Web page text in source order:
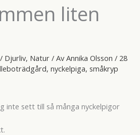
liten
/ Djurliv, Natur / Av Annika Olsson / 28
, nyckelpiga, småkryp
inte sett till så många nyckelpigor